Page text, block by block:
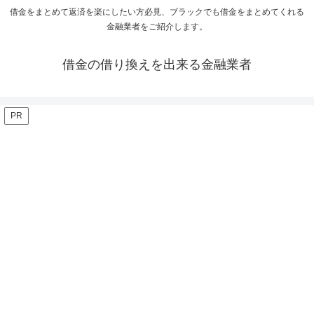
借金をまとめて返済を楽にしたい方必見、ブラックでも借金をまとめてくれる
金融業者をご紹介します。
借金の借り換えを出来る金融業者
PR